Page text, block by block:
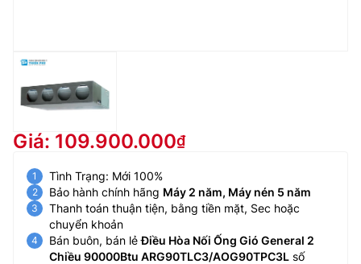
Giá: 109.900.000
Tình Trạng: Mới 100%
Bảo hành chính hãng Máy 2 năm, Máy nén 5 năm
Thanh toán thuận tiện, bằng tiền mặt, Sec hoặc
chuyển khoản
Bán buôn, bán lẻĐiều Hòa Nối Ống Gió General 2
Chiều 90000Btu ARG90TLC3/AOG90TPC3L số